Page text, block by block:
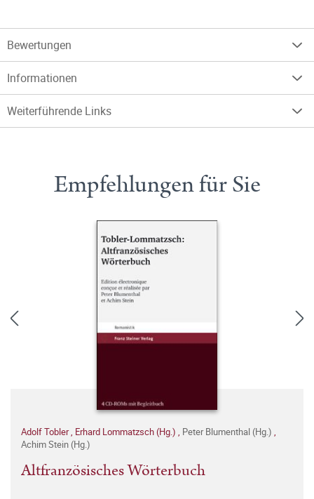
Bewertungen
Informationen
Weiterführende Links
Empfehlungen für Sie
Adolf Tobler, Erhard Lommatzsch (Hg.) , Peter Blumenthal (Hg.) ,
Achim Stein (Hg.)
Altfranzösisches Wörterbuch